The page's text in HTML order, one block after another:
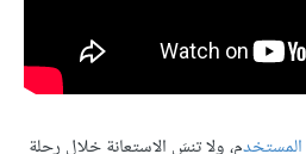
م، ولا تنسَ الاستعانة خلال رحلة